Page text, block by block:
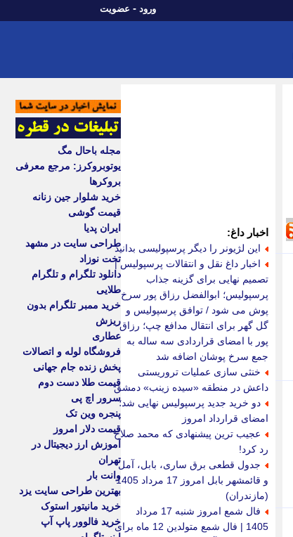
ورود - عضویت
اخبار داغ:
این لژیونر را دیگر پرسپولیسی بدانید
اخبار داغ نقل و انتقالات پرسپولیس |
تصمیم نهایی برای گزینه جذاب
پرسپولیس؛ ابوالفضل رزاق پور سرخ
پوش می شود / توافق پرسپولیس و
گل گهر برای انتقال مدافع چپ؛ رزاق
پور با امضای قراردادی سه ساله به
جمع سرخ پوشان اضافه شد
خنثی سازی عملیات تروریستی
داعش در منطقه «سیده زینب» دمشق
دو خرید جدید پرسپولیس نهایی شد؛
امضای قرارداد امروز
عجیب ترین پیشنهادی که محمد صلاح
رد کرد!
جدول قطعی برق ساری، بابل، آمل
و قائمشهر بابل امروز 17 مرداد 1405
(مازندران)
فال شمع امروز شنبه 17 مرداد
1405 | فال شمع متولدین 12 ماه برای
مجله باحال مگ
یوتوبروکرز: مرجع معرفی
بروکرها
خرید شلوار جین زنانه
قیمت گوشی
ایران پدیا
طراحی سایت در مشهد
تخت نوزاد
دانلود تلگرام و تلگرام
طلایی
خرید ممبر تلگرام بدون
ریزش
عطاری
فروشگاه لوله و اتصالات
پخش زنده جام جهانی
قیمت طلا دست دوم
سرور اچ پی
پنجره وین تک
قیمت دلار امروز
آموزش ارز دیجیتال در
تهران
وانت بار
بهترین طراحی سایت یزد
خرید مانیتور استوک
خرید فالوور پاپ آپ